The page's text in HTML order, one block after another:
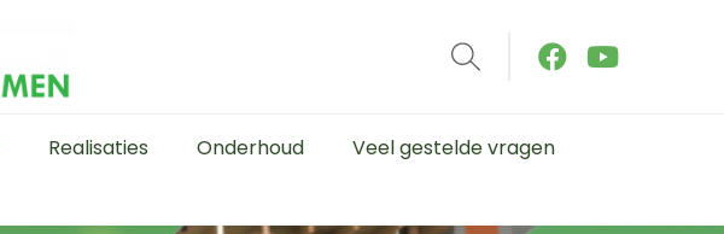
Realisaties Onderhoud
Veel gestelde vragen